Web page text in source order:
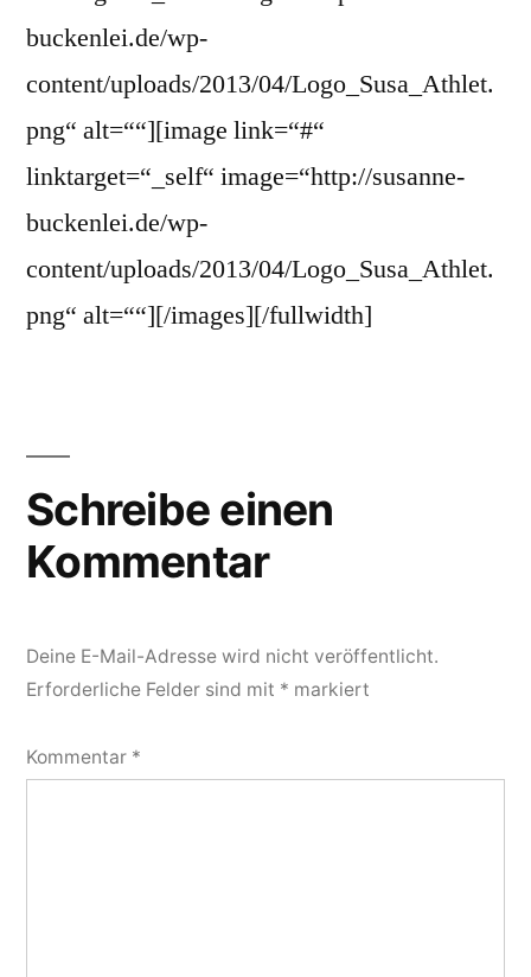
buckenlei.de/wp-
content/uploads/2013/04/Logo_Susa_Athlet.
png“ alt=““][image link=“#“
linktarget=“_self“ image=“http://susanne-
buckenlei.de/wp-
content/uploads/2013/04/Logo_Susa_Athlet.
png“ alt=““][/images][/fullwidth]
Schreibe einen
Kommentar
Deine E-Mail-Adresse wird nicht veröffentlicht.
Erforderliche Felder sind mit * markiert
Kommentar *